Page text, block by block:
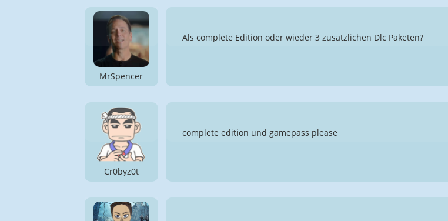
MrSpencer
Als complete Edition oder wieder 3 zusätzlichen Dlc Paketen?
Cr0byz0t
complete edition und gamepass please